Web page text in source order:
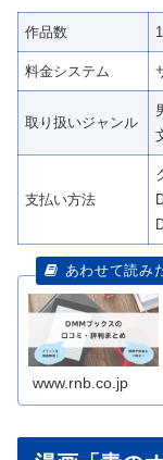
作品数
料金システム
取り扱いジャンル
支払い方法
www.rnb.co.jp